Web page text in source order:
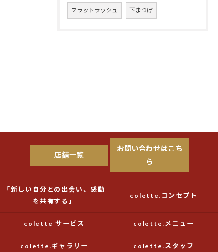
フラットラッシュ 下まつげ
店舗一覧
お問い合わせはこち
ら
「新しい自分との出会い、感動
を共有する」
colette.コンセプト
colette.サービス colette.メニュー
colette.ギャラリー colette.スタッフ